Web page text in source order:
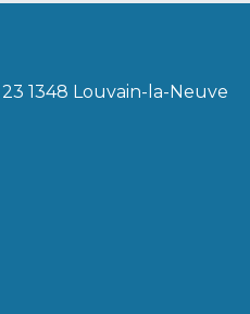
1348 Louvain-la-Neuve